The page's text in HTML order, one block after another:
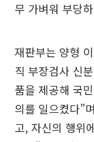
무 가벼워 부당
재판부는 양형
직 부장검사 신
품을 제공해 국
의를 일으켰다”
고, 자신의 행위